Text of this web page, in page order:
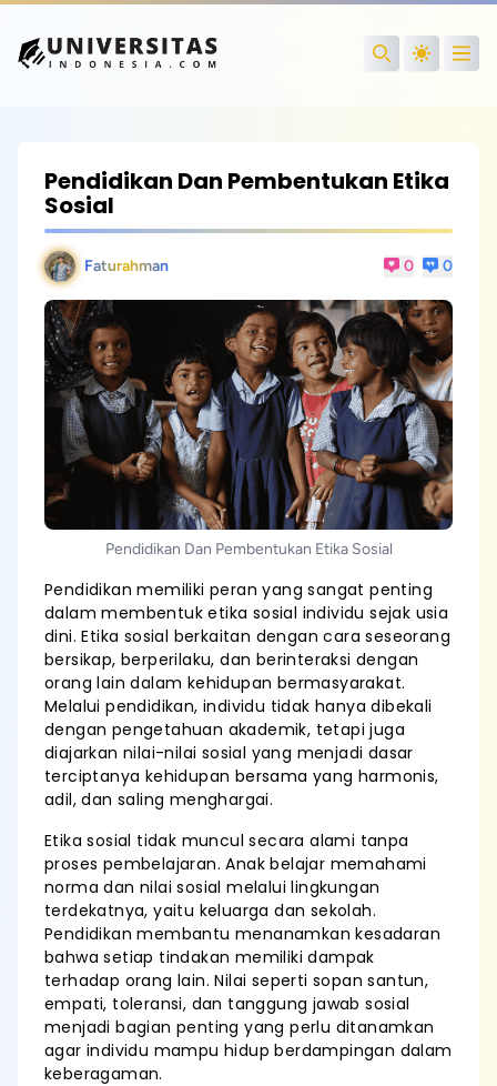
Search
Pendidikan Dan Pembentukan Etika
Sosial
Faturahman 0 0
Pendidikan Dan Pembentukan Etika Sosial
Pendidikan memiliki peran yang sangat penting
dalam membentuk etika sosial individu sejak usia
dini. Etika sosial berkaitan dengan cara seseorang
bersikap, berperilaku, dan berinteraksi dengan
orang lain dalam kehidupan bermasyarakat.
Melalui pendidikan, individu tidak hanya dibekali
dengan pengetahuan akademik, tetapi juga
diajarkan nilai-nilai sosial yang menjadi dasar
terciptanya kehidupan bersama yang harmonis,
adil, dan saling menghargai.
Etika sosial tidak muncul secara alami tanpa
proses pembelajaran. Anak belajar memahami
norma dan nilai sosial melalui lingkungan
terdekatnya, yaitu keluarga dan sekolah.
Pendidikan membantu menanamkan kesadaran
bahwa setiap tindakan memiliki dampak
terhadap orang lain. Nilai seperti sopan santun,
empati, toleransi, dan tanggung jawab sosial
menjadi bagian penting yang perlu ditanamkan
agar individu mampu hidup berdampingan dalam
keberagaman.